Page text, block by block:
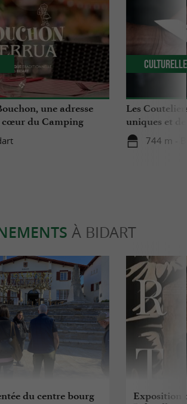
une adresse
cœur du Camping
Les
uniques et
Bidart
744 m -
Culturelle
À BIDART
du centre bourg
Exposition